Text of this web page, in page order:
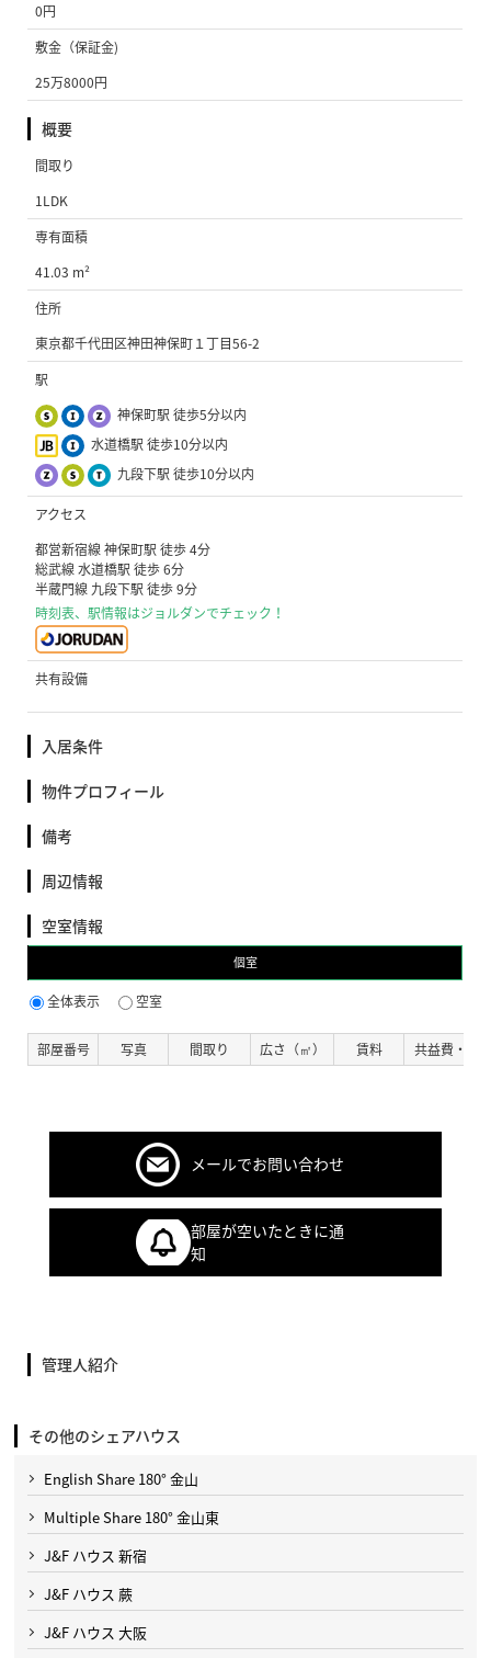
0円
敷金（保証金)
25万8000円
概要
間取り
1LDK
専有面積
41.03 m²
住所
東京都千代田区神田神保町１丁目56-2
駅
神保町駅 徒歩5分以内
水道橋駅 徒歩10分以内
九段下駅 徒歩10分以内
アクセス
都営新宿線 神保町駅 徒歩 4分
総武線 水道橋駅 徒歩 6分
半蔵門線 九段下駅 徒歩 9分
時刻表、駅情報はジョルダンでチェック！
共有設備
入居条件
物件プロフィール
備考
周辺情報
空室情報
個室
全体表示 空室
部屋番号 写真 間取り 広さ（㎡） 賃料 共益費・管
メールでお問い合わせ
部屋が空いたときに通
知
管理人紹介
その他のシェアハウス
English Share 180° 金山
Multiple Share 180° 金山東
J&F ハウス 新宿
J&F ハウス 蕨
J&F ハウス 大阪